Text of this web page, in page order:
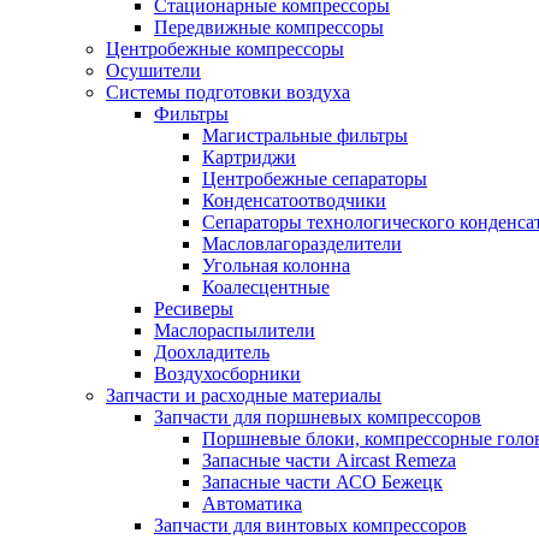
Стационарные компрессоры
Передвижные компрессоры
Центробежные компрессоры
Осушители
Системы подготовки воздуха
Фильтры
Магистральные фильтры
Картриджи
Центробежные сепараторы
Конденсатоотводчики
Сепараторы технологического
Масловлагоразделители
Угольная колонна
Коалесцентные
Ресиверы
Маслораспылители
Доохладитель
Воздухосборники
Запчасти и расходные материалы
Запчасти для поршневых компрессоров
Поршневые блоки, компрессорные
Запасные части Aircast Remeza
Запасные части АСО Бежецк
Автоматика
Запчасти для винтовых компрессоров